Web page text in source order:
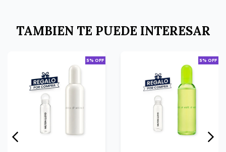
TAMBIEN TE PUEDE INTERESAR
5% OFF 5% OFF